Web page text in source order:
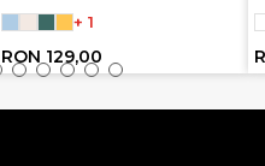
+ 1
RON 129,00